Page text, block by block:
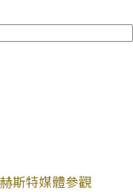
斯特媒體參觀